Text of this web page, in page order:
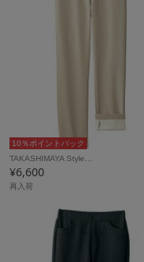
10％ポイントバック
TAKASHIMAYA Style…
¥6,600
再入荷